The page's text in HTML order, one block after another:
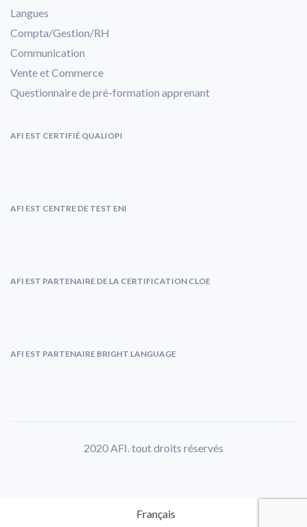
Langues
Compta/Gestion/RH
Communication
Vente et Commerce
Questionnaire de pré-formation apprenant
AFI EST CERTIFIÉ QUALIOPI
AFI EST CENTRE DE TEST ENI
AFI EST PARTENAIRE DE LA CERTIFICATION CLOE
AFI EST PARTENAIRE BRIGHT LANGUAGE
2020 AFI. tout droits réservés
Français